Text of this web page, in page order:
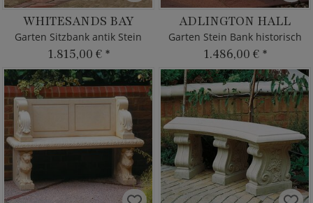
WHITESANDS BAY
Garten Sitzbank antik Stein
1.815,00 € *
ADLINGTON HALL
Garten Stein Bank historisch
1.486,00 € *